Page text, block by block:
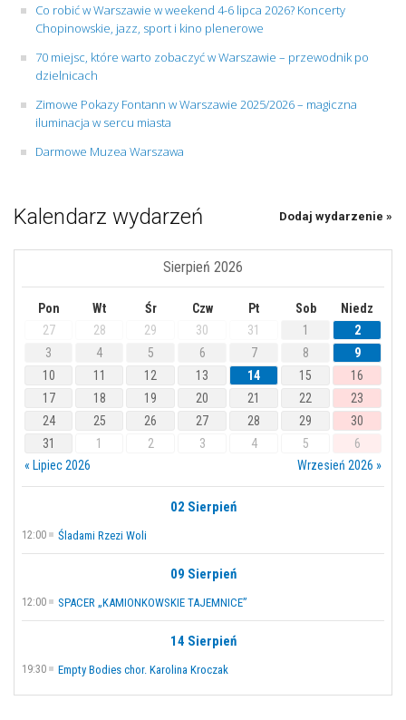
Co robić w Warszawie w weekend 4-6 lipca 2026? Koncerty
Chopinowskie, jazz, sport i kino plenerowe
70 miejsc, które warto zobaczyć w Warszawie – przewodnik po
dzielnicach
Zimowe Pokazy Fontann w Warszawie 2025/2026 – magiczna
iluminacja w sercu miasta
Darmowe Muzea Warszawa
Kalendarz wydarzeń Dodaj wydarzenie »
Sierpień 2026
Pon Wt Śr Czw Pt Sob
Niedz
27
28 29 30 31 1
2
3
4 5 6 7 8
9
10
11 12 13 14 15
16
17
18 19 20 21 22
23
24
25 26 27 28 29
30
31
1 2 3 4 5
6
« Lipiec 2026
Wrzesień 2026 »
02 Sierpień
12:00 Śladami Rzezi Woli
09 Sierpień
12:00 SPACER „KAMIONKOWSKIE TAJEMNICE”
14 Sierpień
19:30 Empty Bodies chor. Karolina Kroczak